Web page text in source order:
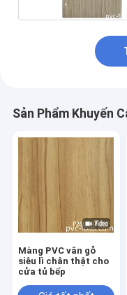
Sản Phẩm Khuyến
Màng PVC vân gỗ
siêu lì chân thật cho
cửa tủ bếp